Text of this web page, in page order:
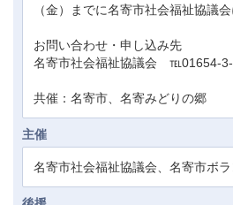
（金）までに名寄市社会福祉協議
お問い合わせ・申し込み先
名寄市社会福祉協議会 ℡01654-
共催：名寄市、名寄みどりの郷
主催
名寄市社会福祉協議会、名寄市ボ